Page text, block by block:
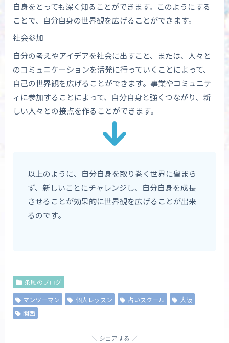
自身をとっても深く知ることができます。このようにする
ことで、自分自身の世界観を広げることができます。
社会参加
自分の考えやアイデアを社会に出すこと、または、人々と
のコミュニケーションを活発に行っていくことによって、
自己の世界観を広げることができます。事業やコミュニテ
ィに参加することによって、自分自身と強くつながり、新
しい人々との接点を作ることができます。
以上のように、自分自身を取り巻く世界に留まら
ず、新しいことにチャレンジし、自分自身を成長
させることが効果的に世界観を広げることが出来
るのです。
条願のブログ
マンツーマン 個人レッスン 占いスクール
大阪
関西
シェアする